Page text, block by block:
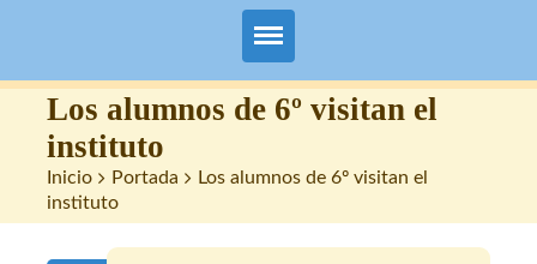
Padres
Alumnos
Maestros
Los alumnos de 6º visitan el
instituto
Inicio > Portada > Los alumnos de 6º visitan el
instituto